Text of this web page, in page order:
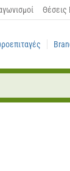
Θέσεις